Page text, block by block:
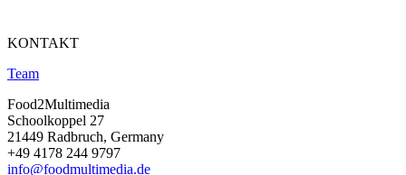
KONTAKT
Team
Food2Multimedia
Schoolkoppel 27
21449 Radbruch, Germany
+49 4178 244 9797
info@foodmultimedia.de